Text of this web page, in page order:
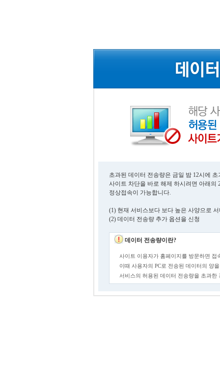
초과된 데이터 전송량은 금일 밤 12시에
사이트 차단을 바로 해제 하시려면 아래의
정상접속이 가능합니다.
(1) 현재 서비스보다 보다 높은 사양으로
(2) 데이터 전송량 추가 옵션을 신청
데이터 전송량이란?
사이트 이용자가 홈페이지를 방문하면 접
이때 사용자의 PC로 전송된 데이터의 양
서비스의 허용된 데이터 전송량을 초과